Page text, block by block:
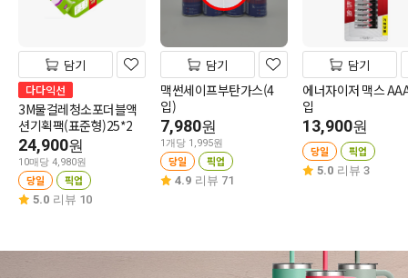
담기
다다익선
3M물걸레청소포더블액
션기획팩(표준형)25*2
24,900원
10매당 4,980원
당일 픽업
5.0 리뷰 10
담기
맥썬세이프부탄가스(4
입)
7,980원
1개당 1,995원
당일 픽업
4.9 리뷰 71
담기
에너자이저 맥스
입
13,900원
당일 픽업
5.0 리뷰 3